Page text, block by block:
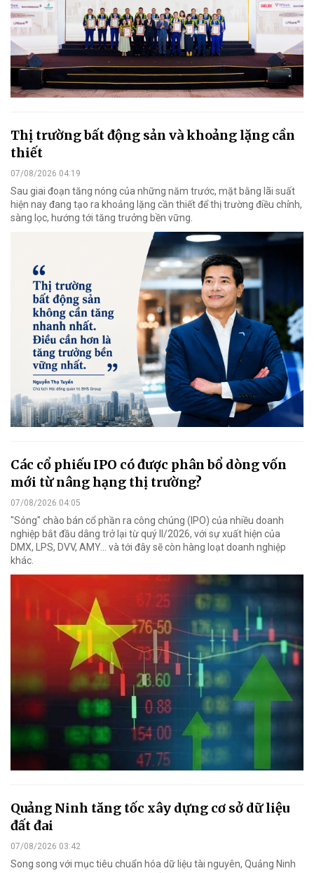
Thị trường bất động sản và khoảng lặng cần
thiết
07/08/2026 04:19
Sau giai đoạn tăng nóng của những năm trước, mặt bằng lãi suất
hiện nay đang tạo ra khoảng lặng cần thiết để thị trường điều chỉnh,
sàng lọc, hướng tới tăng trưởng bền vững.
Các cổ phiếu IPO có được phân bổ dòng vốn
mới từ nâng hạng thị trường?
07/08/2026 04:05
"Sóng" chào bán cổ phần ra công chúng (IPO) của nhiều doanh
nghiệp bắt đầu dâng trở lại từ quý II/2026, với sự xuất hiện của
DMX, LPS, DVV, AMY... và tới đây sẽ còn hàng loạt doanh nghiệp
khác.
Quảng Ninh tăng tốc xây dựng cơ sở dữ liệu
đất đai
07/08/2026 03:42
Song song với mục tiêu chuẩn hóa dữ liệu tài nguyên, Quảng Ninh